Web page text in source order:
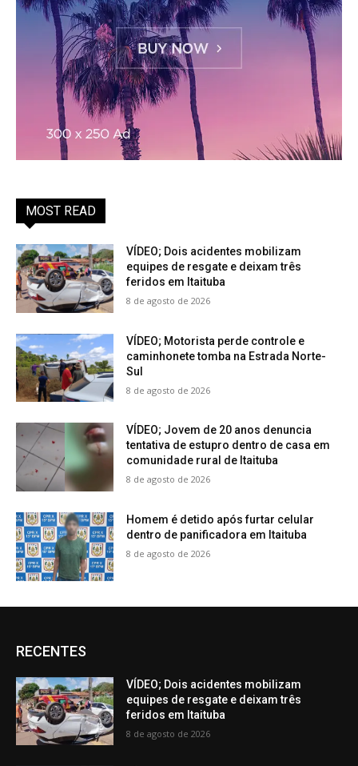
MOST READ
VÍDEO; Dois acidentes mobilizam
equipes de resgate e deixam três
feridos em Itaituba
8 de agosto de 2026
VÍDEO; Motorista perde controle e
caminhonete tomba na Estrada Norte-
Sul
8 de agosto de 2026
VÍDEO; Jovem de 20 anos denuncia
tentativa de estupro dentro de casa em
comunidade rural de Itaituba
8 de agosto de 2026
Homem é detido após furtar celular
dentro de panificadora em Itaituba
8 de agosto de 2026
RECENTES
VÍDEO; Dois acidentes mobilizam
equipes de resgate e deixam três
feridos em Itaituba
8 de agosto de 2026